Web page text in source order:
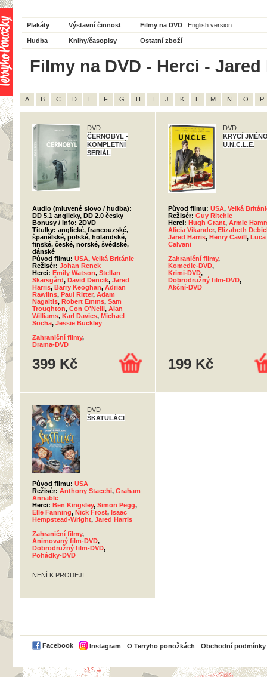
Plakáty Výstavní činnost Filmy na DVD English version
Hudba Knihy/časopisy Ostatní zboží
Filmy na DVD - Herci -
A B C D E F G H I J K L M N O P
DVD
ČERNOBYL -
KOMPLETNÍ
SERIÁL
Audio (mluvené slovo / hudba):
DD 5.1 anglicky, DD 2.0 česky
Bonusy / info: 2DVD
Titulky: anglické, francouzské,
španělské, polské, holandské,
finské, české, norské, švédské,
dánské
Původ filmu: USA, Velká Británie
Režisér: Johan Renck
Herci: Emily Watson, Stellan
Skarsgård, David Dencik, Jared
Harris, Barry Keoghan, Adrian
Rawlins, Paul Ritter, Adam
Nagaitis, Robert Emms, Sam
Troughton, Con O'Neill, Alan
Williams, Karl Davies, Michael
Socha, Jessie Buckley
Zahraniční filmy,
Drama-DVD
399 Kč
DVD
KRYCÍ
U.N.C.L.E.
Původ filmu: USA, Velká
Režisér: Guy Ritchie
Herci: Hugh Grant, Armie
Alicia Vikander, Elizabeth
Jared Harris, Henry Cavill, Luca
Calvani
Zahraniční filmy,
Komedie-DVD,
Krimi-DVD,
Dobrodružný film-DVD,
Akční-DVD
199 Kč
DVD
ŠKATULÁCI
Původ filmu: USA
Režisér: Anthony Stacchi, Graham
Annable
Herci: Ben Kingsley, Simon Pegg,
Elle Fanning, Nick Frost, Isaac
Hempstead-Wright, Jared Harris
Zahraniční filmy,
Animovaný film-DVD,
Dobrodružný film-DVD,
Pohádky-DVD
NENÍ K PRODEJI
Facebook Instagram O Terryho ponožkách Obchodní podmínky
PayPal